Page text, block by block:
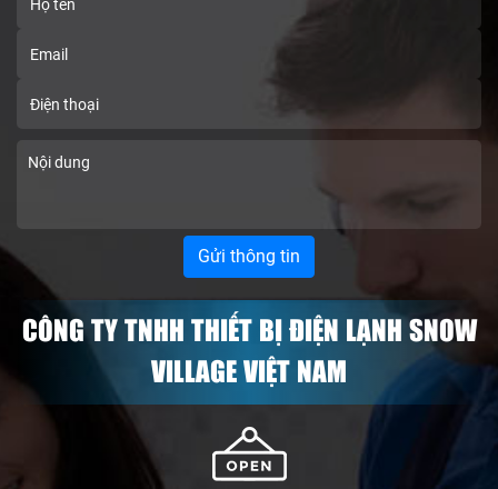
CÔNG TY TNHH THIẾT BỊ ĐIỆN LẠNH SNOW
VILLAGE VIỆT NAM